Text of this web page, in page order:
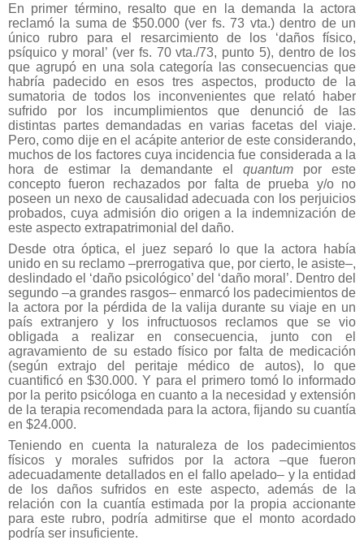
En primer término, resalto que en la demanda la actora
reclamó la suma de $50.000 (ver fs. 73 vta.) dentro de un
único rubro para el resarcimiento de los ‘daños físico,
psíquico y moral’ (ver fs. 70 vta./73, punto 5), dentro de los
que agrupó en una sola categoría las consecuencias que
habría padecido en esos tres aspectos, producto de la
sumatoria de todos los inconvenientes que relató haber
sufrido por los incumplimientos que denunció de las
distintas partes demandadas en varias facetas del viaje.
Pero, como dije en el acápite anterior de este considerando,
muchos de los factores cuya incidencia fue considerada a la
hora de estimar la demandante el quantum por este
concepto fueron rechazados por falta de prueba y/o no
poseen un nexo de causalidad adecuada con los perjuicios
probados, cuya admisión dio origen a la indemnización de
este aspecto extrapatrimonial del daño.
Desde otra óptica, el juez separó lo que la actora había
unido en su reclamo –prerrogativa que, por cierto, le asiste–,
deslindado el ‘daño psicológico’ del ‘daño moral’. Dentro del
segundo –a grandes rasgos– enmarcó los padecimientos de
la actora por la pérdida de la valija durante su viaje en un
país extranjero y los infructuosos reclamos que se vio
obligada a realizar en consecuencia, junto con el
agravamiento de su estado físico por falta de medicación
(según extrajo del peritaje médico de autos), lo que
cuantificó en $30.000. Y para el primero tomó lo informado
por la perito psicóloga en cuanto a la necesidad y extensión
de la terapia recomendada para la actora, fijando su cuantía
en $24.000.
Teniendo en cuenta la naturaleza de los padecimientos
físicos y morales sufridos por la actora –que fueron
adecuadamente detallados en el fallo apelado– y la entidad
de los daños sufridos en este aspecto, además de la
relación con la cuantía estimada por la propia accionante
para este rubro, podría admitirse que el monto acordado
podría ser insuficiente.